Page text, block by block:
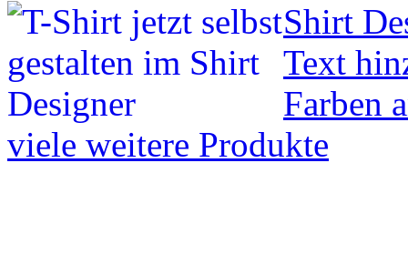
Shirt
Text
Farben
viele weitere Produkte